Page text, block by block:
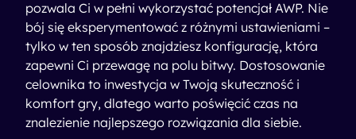
pozwala Ci w pełni wykorzystać potencjał AWP. Nie
bój się eksperymentować z różnymi ustawieniami –
tylko w ten sposób znajdziesz konfigurację, która
zapewni Ci przewagę na polu bitwy. Dostosowanie
celownika to inwestycja w Twoją skuteczność i
komfort gry, dlatego warto poświęcić czas na
znalezienie najlepszego rozwiązania dla siebie.